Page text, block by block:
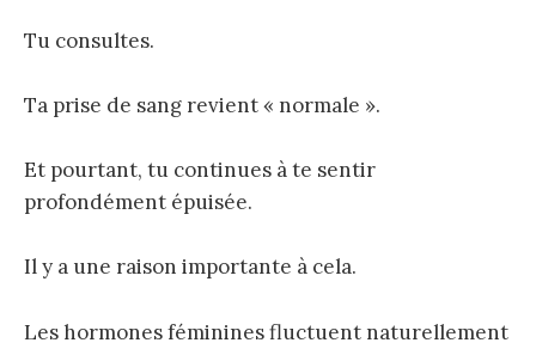
Tu consultes.
Ta prise de sang revient « normale ».
Et pourtant, tu continues à te sentir
profondément épuisée.
Il y a une raison importante à cela.
Les hormones féminines fluctuent naturellement